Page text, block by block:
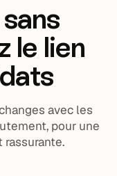
le lien
avec les
pour une